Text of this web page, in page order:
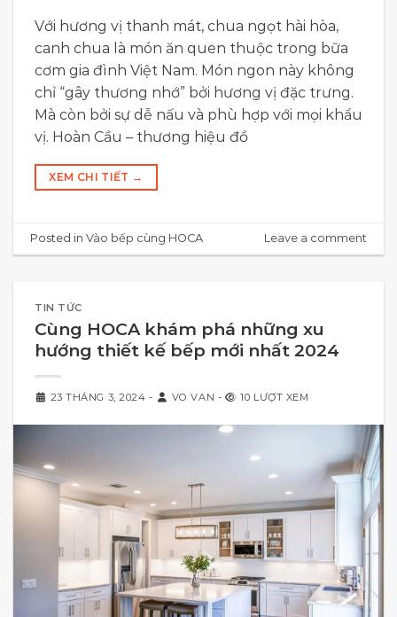
Với hương vị thanh mát, chua ngọt hài hòa,
canh chua là món ăn quen thuộc trong bữa
cơm gia đình Việt Nam. Món ngon này không
chỉ “gây thương nhớ” bởi hương vị đặc trưng.
Mà còn bởi sự dễ nấu và phù hợp với mọi khẩu
vị. Hoàn Cầu – thương hiệu đồ
XEM CHI TIẾT →
Posted inVào bếp cùng HOCA Leave a comment
TIN TỨC
Cùng HOCA khám phá những xu
hướng thiết kế bếp mới nhất 2024
23 THÁNG 3, 2024 - VO VAN - 10 LƯỢT XEM